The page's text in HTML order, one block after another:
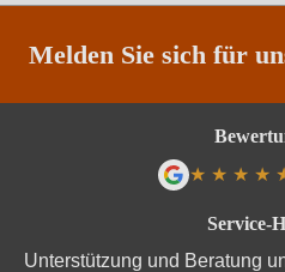
Melden Sie sich für
Service-
Unterstützung und Beratung
★ ★ ★ ★ ★
★